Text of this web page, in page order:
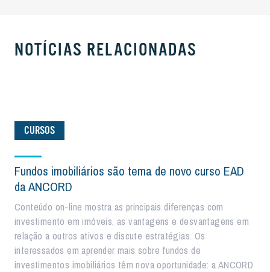
NOTÍCIAS RELACIONADAS
CURSOS
Fundos imobiliários são tema de novo curso EAD
da ANCORD
Conteúdo on-line mostra as principais diferenças com
investimento em imóveis, as vantagens e desvantagens em
relação a outros ativos e discute estratégias. Os
interessados em aprender mais sobre fundos de
investimentos imobiliários têm nova oportunidade: a ANCORD